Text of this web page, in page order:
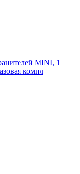
MINI, 1
компл